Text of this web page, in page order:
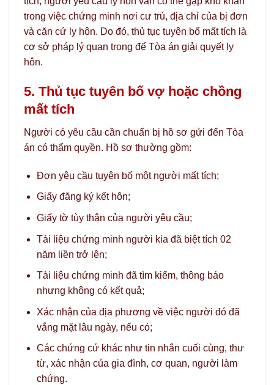
trong việc chứng minh nơi cư trú, địa chỉ của bị đơn
và căn cứ ly hôn. Do đó, thủ tục tuyên bố mất tích là
cơ sở pháp lý quan trọng để Tòa án giải quyết ly
hôn.
5. Thủ tục tuyên bố vợ hoặc chồng
mất tích
Người có yêu cầu cần chuẩn bị hồ sơ gửi đến Tòa
án có thẩm quyền. Hồ sơ thường gồm:
Đơn yêu cầu tuyên bố một người mất tích;
Giấy đăng ký kết hôn;
Giấy tờ tùy thân của người yêu cầu;
Tài liệu chứng minh người kia đã biệt tích 02
năm liền trở lên;
Tài liệu chứng minh đã tìm kiếm, thông báo
nhưng không có kết quả;
Xác nhận của địa phương về việc người đó đã
vắng mặt lâu ngày, nếu có;
Các chứng cứ khác như tin nhắn cuối cùng, thư
từ, xác nhận của gia đình, cơ quan, người làm
chứng.